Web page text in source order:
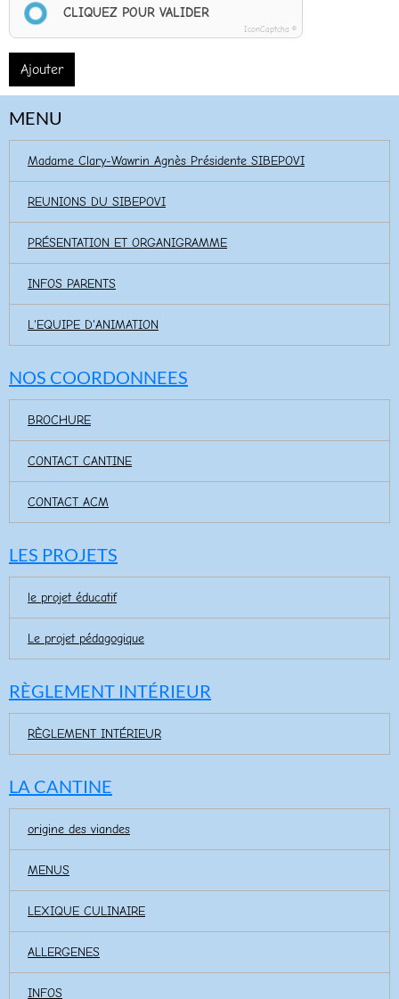
CLIQUEZ POUR VALIDER
IconCaptcha ©
Ajouter
MENU
Madame Clary-Wawrin Agnès Présidente SIBEPOVI
REUNIONS DU SIBEPOVI
PRÉSENTATION ET ORGANIGRAMME
INFOS PARENTS
L'EQUIPE D'ANIMATION
NOS COORDONNEES
BROCHURE
CONTACT CANTINE
CONTACT ACM
LES PROJETS
le projet éducatif
Le projet pédagogique
RÈGLEMENT INTÉRIEUR
RÈGLEMENT INTÉRIEUR
LA CANTINE
origine des viandes
MENUS
LEXIQUE CULINAIRE
ALLERGENES
INFOS